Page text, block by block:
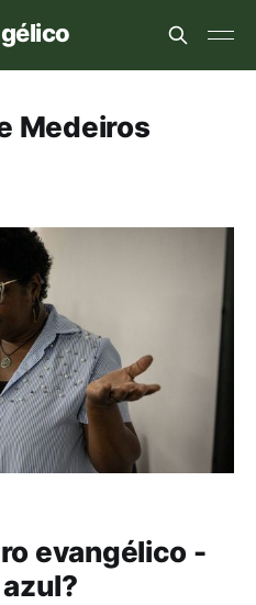
Medeiros
evangélico -